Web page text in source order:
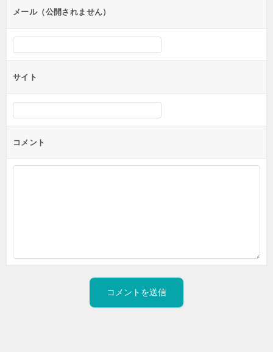
ンメール（公開されません）
サイト
コメント